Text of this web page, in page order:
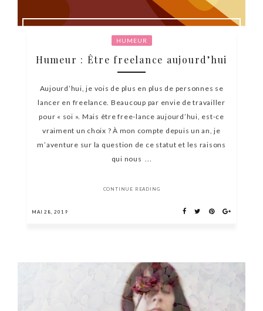
HUMEUR
Humeur : Être freelance aujourd’hui
Aujourd’hui, je vois de plus en plus de personnes se
lancer en freelance. Beaucoup par envie de travailler
pour « soi ». Mais être free-lance aujourd’hui, est-ce
vraiment un choix ? À mon compte depuis un an, je
m’aventure sur la question de ce statut et les raisons
qui nous ...
CONTINUE READING
MAI 28, 2019